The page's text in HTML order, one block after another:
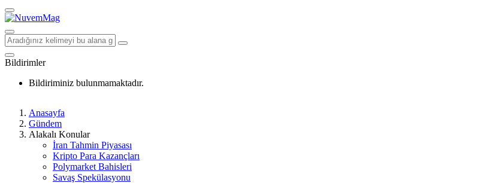
Bildirimler
Bildiriminiz bulunmamaktadır.
Anasayfa
Gündem
Alakalı Konular
İran Tahmin Piyasası
Kripto Para Kazançları
Polymarket Bahisleri
Savaş Spekülasyonu